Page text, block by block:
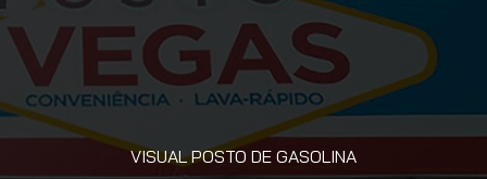
VISUAL POSTO DE GASOLINA